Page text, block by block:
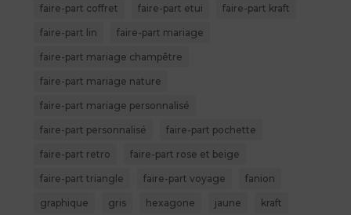
faire-part coffret faire-part etui faire-part kraft
faire-part lin faire-part mariage
faire-part mariage champêtre
faire-part mariage nature
faire-part mariage personnalisé
faire-part personnalisé faire-part pochette
faire-part retro faire-part rose et beige
faire-part triangle faire-part voyage fanion
graphique gris hexagone jaune kraft